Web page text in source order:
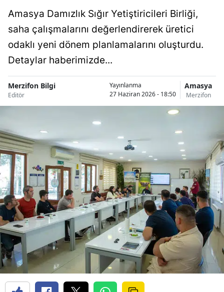
Amasya Damızlık Sığır Yetiştiricileri Birliği,
saha çalışmalarını değerlendirerek üretici
odaklı yeni dönem planlamalarını oluşturdu.
Detaylar haberimizde...
Merzifon Bilgi
Editör
Yayınlanma
27 Haziran 2026 - 18:50
Amasya
Merzifon